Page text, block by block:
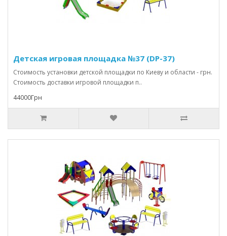
Детская игровая площадка №37 (DP-37)
Стоимость установки детской площадки по Киеву и области - грн.
Стоимость доставки игровой площадки п..
44000Грн